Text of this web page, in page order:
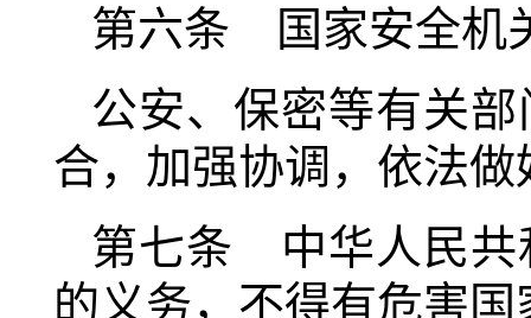
第六条 国家安全机
公安、保密等有关
合，加强协调，依法
第七条 中华人民共
的义务，不得有危害